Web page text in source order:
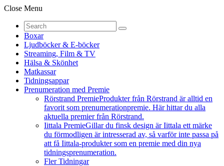
Close Menu
Boxar
Ljudböcker & E-böcker
Streaming, Film & TV
Hälsa & Skönhet
Matkassar
Tidningsappar
Prenumeration med Premie
Rörstrand PremieProdukter från Rörstrand är alltid en
favorit som prenumerationpremie. Här hittar du alla
aktuella premier från Rörstrand.
Iittala PremieGillar du finsk design är Iittala ett märke
du förmodligen är intresserad av, så varför inte passa på
att få Iittala-produkter som en premie med din nya
tidningsprenumeration.
Fler Tidningar